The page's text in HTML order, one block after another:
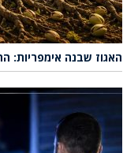
האגוז שבנה אימפריות: